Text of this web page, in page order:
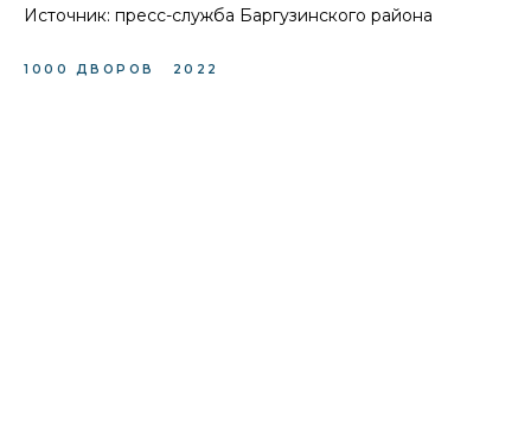
Источник: пресс-служба Баргузинского района
1000 ДВОРОВ 2022